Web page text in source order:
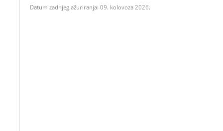
Datum zadnjeg ažuriranja: 09. kolovoza 2026.